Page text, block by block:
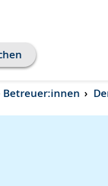
Betreuer:innen